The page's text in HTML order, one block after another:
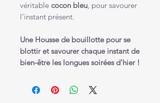
véritable cocon bleu, pour savourer
l’instant présent.
Une Housse de bouillotte pour se
blottir et savourer chaque instant de
bien-être les longues soirées d'hier !